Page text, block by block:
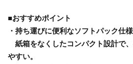
■おすすめポイント
・持ち運びに便利なソフトパック仕様
紙箱をなくしたコンパクト設計で
やすい。